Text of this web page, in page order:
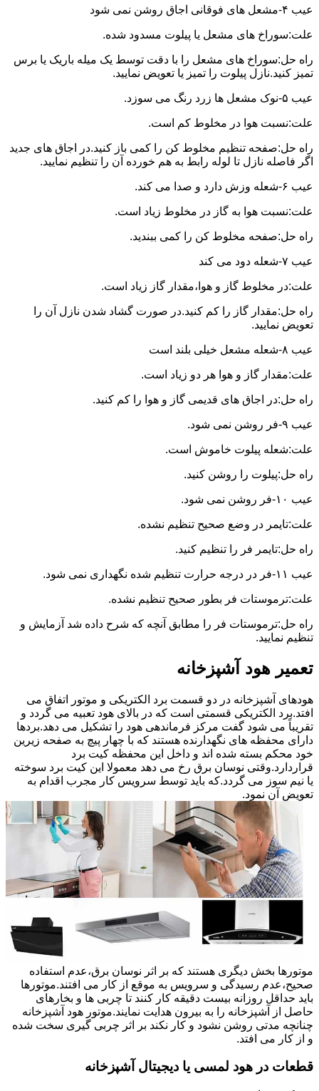
عیب ۴-مشعل های فوقانی اجاق روشن نمی شود
علت:سوراخ های مشعل یا پیلوت مسدود شده.
راه حل:سوراخ های مشعل را با دقت توسط یک میله باریک یا برس
تمیز کنید.نازل پیلوت را تمیز یا تعویض نمایید.
عیب ۵-نوک مشعل ها زرد رنگ می سوزد.
علت:نسبت هوا در مخلوط کم است.
راه حل:صفحه تنظیم مخلوط کن را کمی باز کنید.در اجاق های جدید
اگر فاصله نازل تا لوله رابط به هم خورده آن را تنظیم نمایید.
عیب ۶-شعله وزش دارد و صدا می کند.
علت:نسبت هوا به گاز در مخلوط زیاد است.
راه حل:صفحه مخلوط کن را کمی ببندید.
عیب ۷-شعله دود می کند
علت:در مخلوط گاز و هوا،مقدار گاز زیاد است.
راه حل:مقدار گاز را کم کنید.در صورت گشاد شدن نازل آن را
تعویض نمایید.
عیب ۸-شعله مشعل خیلی بلند است
علت:مقدار گاز و هوا هر دو زیاد است.
راه حل:در اجاق های قدیمی گاز و هوا را کم کنید.
عیب ۹-فر روشن نمی شود.
علت:شعله پیلوت خاموش است.
راه حل:پیلوت را روشن کنید.
عیب ۱۰-فر روشن نمی شود.
علت:تایمر در وضع صحیح تنظیم نشده.
راه حل:تایمر فر را تنظیم کنید.
عیب ۱۱-فر در درجه حرارت تنظیم شده نگهداری نمی شود.
علت:ترموستات فر بطور صحیح تنظیم نشده.
راه حل:ترموستات فر را مطابق آنچه که شرح داده شد آزمایش و
تنظیم نمایید.
تعمیر هود آشپزخانه
هودهای آشپزخانه در دو قسمت برد الکتریکی و موتور اتفاق می
افتد.برد الکتریکی قسمتی است که در بالای هود تعبیه می گردد و
تقریباً می شود گفت مرکز فرماندهی هود را تشکیل می دهد.بردها
دارای محفظه های نگهدارنده هستند که با چهار پیچ به صفحه زیرین
خود محکم بسته شده اند و داخل این محفظه کیت برد
قراردارد.وقتی نوسان برق رخ می دهد معمولا این کیت برد سوخته
یا نیم سوز می گردد.که باید توسط سرویس کار مجرب اقدام به
تعویض آن نمود.
موتورها بخش دیگری هستند که بر اثر نوسان برق،عدم استفاده
صحیح،عدم رسیدگی و سرویس به موقع از کار می افتند.موتورها
باید حداقل روزانه بیست دقیقه کار کنند تا چربی ها و بخارهای
حاصل از آشپزخانه را به بیرون هدایت نمایند.موتور هود آشپزخانه
چنانچه مدتی روشن نشود و کار نکند بر اثر چربی گیری سخت شده
و از کار می افتد.
قطعات در هود لمسی یا دیجیتال آشپزخانه